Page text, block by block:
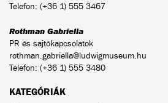
Telefon: (+36 1) 555 3467
Rothman Gabriella
PR és sajtókapcsolatok
rothman.gabriella@ludwigmuseum.hu
Telefon: (+36 1) 555 3480
KATEGÓRIÁK